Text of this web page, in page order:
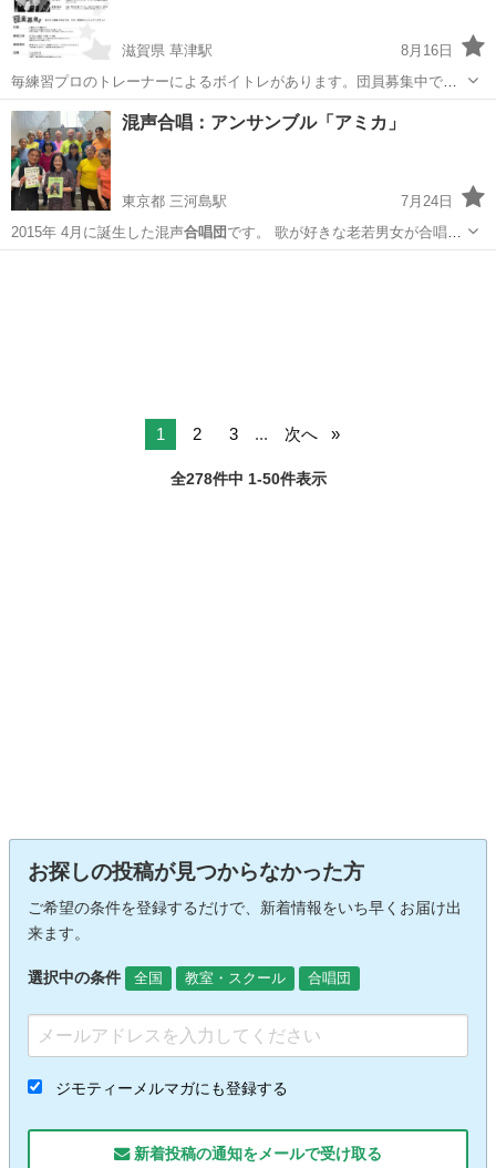
滋賀県 草津駅
8月16日
毎練習プロのトレーナーによるボイトレがあります。団員募集中で
す！ 常時体験レッスン受付中！ お問い合わせは下記のメールもしくは
SNSのDMで！ 是非一度見に来てください！ 【レッスン日時】 月3
回、土曜日の14...
滋賀 草津市 草津駅 合唱団
混声合唱：アンサンブル「アミカ」
東京都 三河島駅
7月24日
2015年 4月に誕生した混声合唱団です。 歌が好きな老若男女が合唱を
楽…
1 2 3 ... 次へ
全278件中 1-50件表示
お探しの投稿が見つからなかった方
ご希望の条件を登録するだけで、新着情報をいち早くお届け出
来ます。
選択中の条件 全国 教室・スクール 合唱団
ジモティーメルマガにも登録する
新着投稿の通知をメールで受け取る